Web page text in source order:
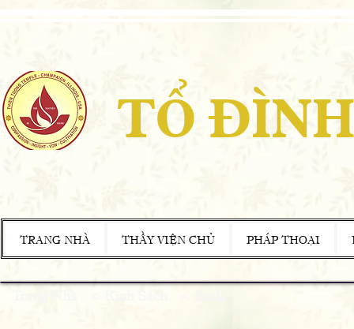
TỔ
TRANG NHÀ THẦY VIỆN CHỦ PHÁP THOẠI